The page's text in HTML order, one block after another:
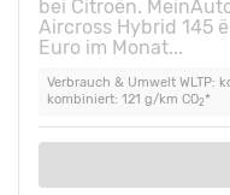
bei Citroën.
Aircross Hybrid 145
Euro im Monat...
Verbrauch & Umwelt WLTP:
kombiniert: 121 g/km CO2*